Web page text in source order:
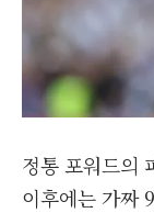
정통 포워드의
이후에는 가짜